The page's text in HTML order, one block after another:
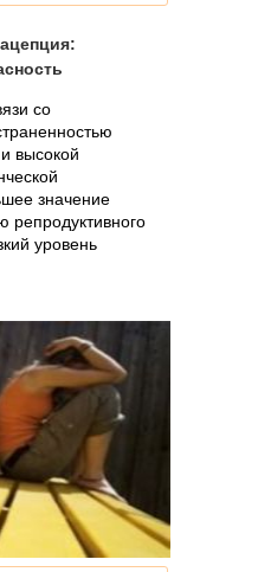
со
высокой
значение
репродуктивного
уровень
повышенная..